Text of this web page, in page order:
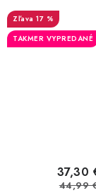
17 %
TAKMER VYPREDANÉ
37,30
44,99